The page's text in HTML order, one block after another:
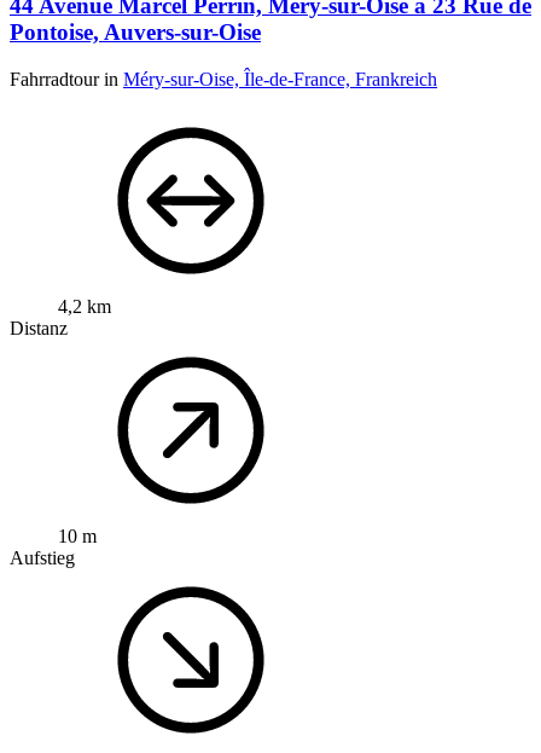
44 Avenue Marcel Perrin, Méry-sur-Oise à 23 Rue de
Pontoise, Auvers-sur-Oise
Fahrradtour in Méry-sur-Oise, Île-de-France, Frankreich
4,2 km
Distanz
10 m
Aufstieg